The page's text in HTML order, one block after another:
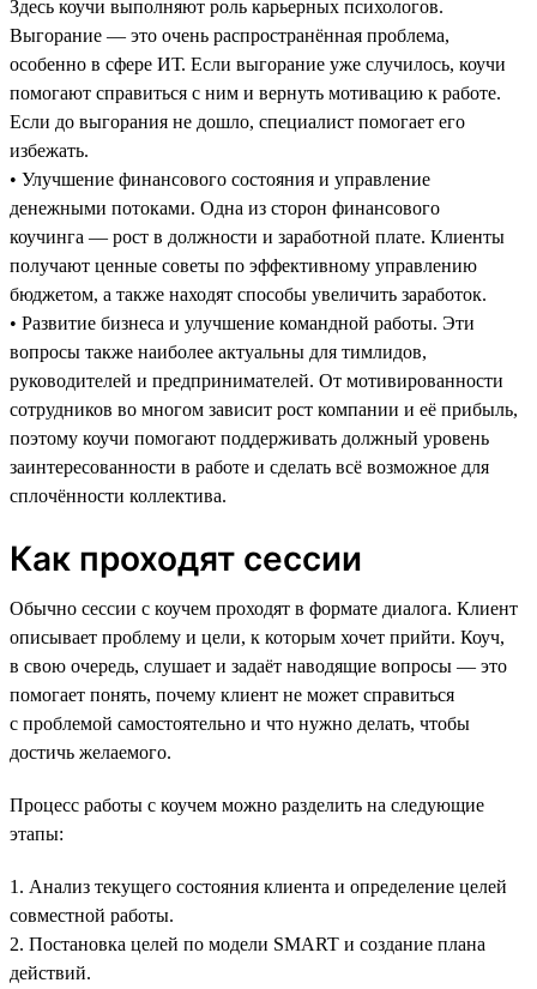
Здесь коучи выполняют роль карьерных психологов.
Выгорание — это очень распространённая проблема,
особенно в сфере ИТ. Если выгорание уже случилось, коучи
помогают справиться с ним и вернуть мотивацию к работе.
Если до выгорания не дошло, специалист помогает его
избежать.
• Улучшение финансового состояния и управление
денежными потоками. Одна из сторон финансового
коучинга — рост в должности и заработной плате. Клиенты
получают ценные советы по эффективному управлению
бюджетом, а также находят способы увеличить заработок.
• Развитие бизнеса и улучшение командной работы. Эти
вопросы также наиболее актуальны для тимлидов,
руководителей и предпринимателей. От мотивированности
сотрудников во многом зависит рост компании и её прибыль,
поэтому коучи помогают поддерживать должный уровень
заинтересованности в работе и сделать всё возможное для
сплочённости коллектива.
Как проходят сессии
Обычно сессии с коучем проходят в формате диалога. Клиент
описывает проблему и цели, к которым хочет прийти. Коуч,
в свою очередь, слушает и задаёт наводящие вопросы — это
помогает понять, почему клиент не может справиться
с проблемой самостоятельно и что нужно делать, чтобы
достичь желаемого.
Процесс работы с коучем можно разделить на следующие
этапы:
1. Анализ текущего состояния клиента и определение целей
совместной работы.
2. Постановка целей по модели SMART и создание плана
действий.